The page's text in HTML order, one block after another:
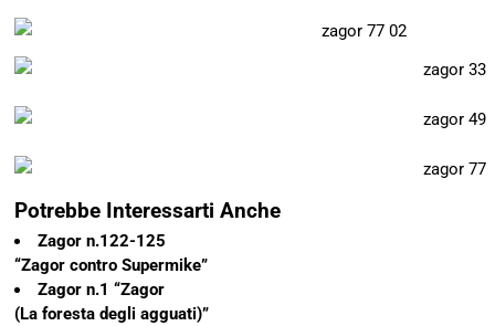
Potrebbe Interessarti Anche
Zagor n.122-125
“Zagor contro Supermike”
Zagor n.1 “Zagor
(La foresta degli agguati)”